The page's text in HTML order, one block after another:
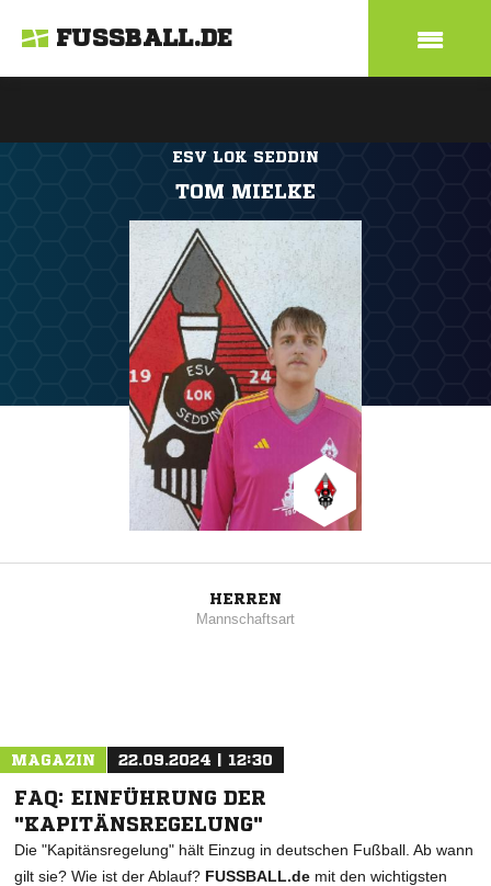
FUSSBALL.DE
ESV LOK SEDDIN
TOM MIELKE
HERREN
Mannschaftsart
MAGAZIN 22.09.2024 | 12:30
FAQ: EINFÜHRUNG DER
"KAPITÄNSREGELUNG"
Die "Kapitänsregelung" hält Einzug in deutschen Fußball. Ab wann
gilt sie? Wie ist der Ablauf? FUSSBALL.de mit den wichtigsten